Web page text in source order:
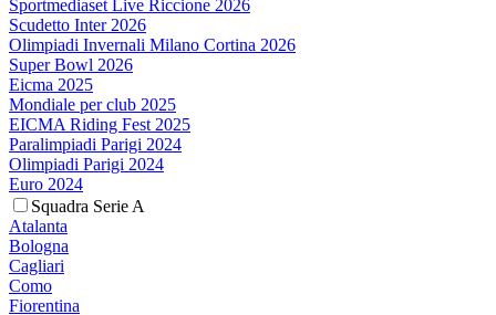
Sportmediaset Live Riccione 2026
Scudetto Inter 2026
Olimpiadi Invernali Milano Cortina 2026
Super Bowl 2026
Eicma 2025
Mondiale per club 2025
EICMA Riding Fest 2025
Paralimpiadi Parigi 2024
Olimpiadi Parigi 2024
Euro 2024
Squadra Serie A
Atalanta
Bologna
Cagliari
Como
Fiorentina